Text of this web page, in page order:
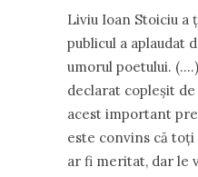
Liviu Ioan Stoiciu a
publicul a aplaudat
umorul poetului.
declarat copleşit
acest important
este convins că
ar fi meritat, dar le